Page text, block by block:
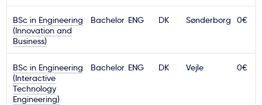
BSc in Engineering
(Innovation and
Business)
Bachelor ENG DK Sønderborg 0€
BSc in Engineering
(Interactive
Technology
Engineering)
Bachelor ENG DK Vejle 0€